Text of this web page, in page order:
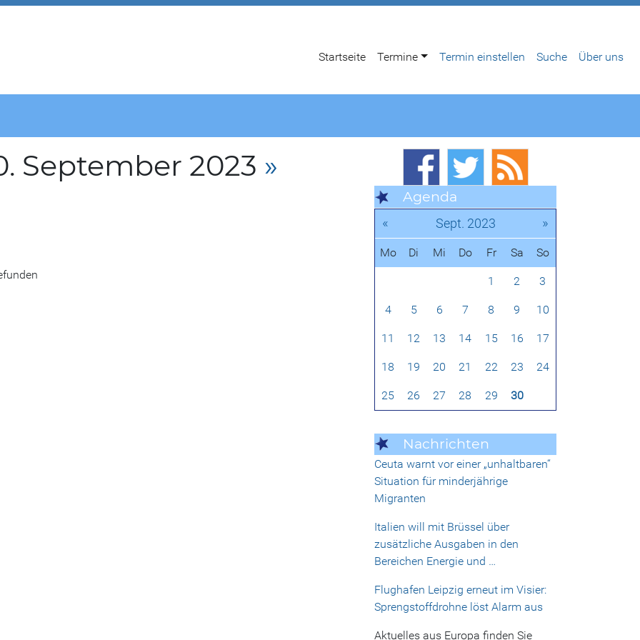
Startseite Termine Termin einstellen Suche Über uns
September 2023 »
Agenda
« Sept. 2023 »
Mo Di Mi Do Fr Sa So
1 2 3
4 5 6 7 8 9 10
11 12 13 14 15 16 17
18 19 20 21 22 23 24
25 26 27 28 29 30
Nachrichten
Ceuta warnt vor einer „unhaltbaren“
Situation für minderjährige
Migranten
Italien will mit Brüssel über
zusätzliche Ausgaben in den
Bereichen Energie und …
Flughafen Leipzig erneut im Visier:
Sprengstoffdrohne löst Alarm aus
Aktuelles aus Europa finden Sie